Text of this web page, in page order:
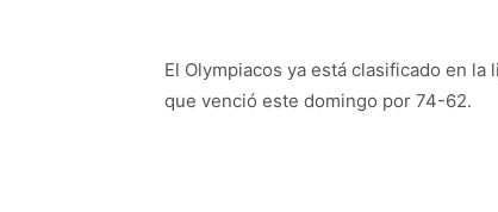
El Olympiacos ya está clasificado en
que venció este domingo por 74-62.